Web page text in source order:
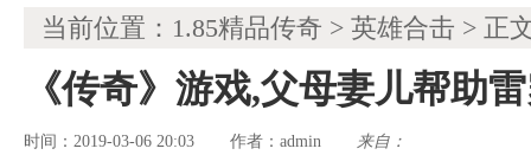
当前位置： 1.85精品传奇 > 英雄合击 > 正
《传奇》游戏,父母妻儿帮助
时间：2019-03-06 20:03 作者： admin 来自：